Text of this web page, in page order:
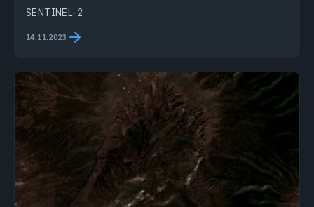
SENTINEL-2
14.11.2023